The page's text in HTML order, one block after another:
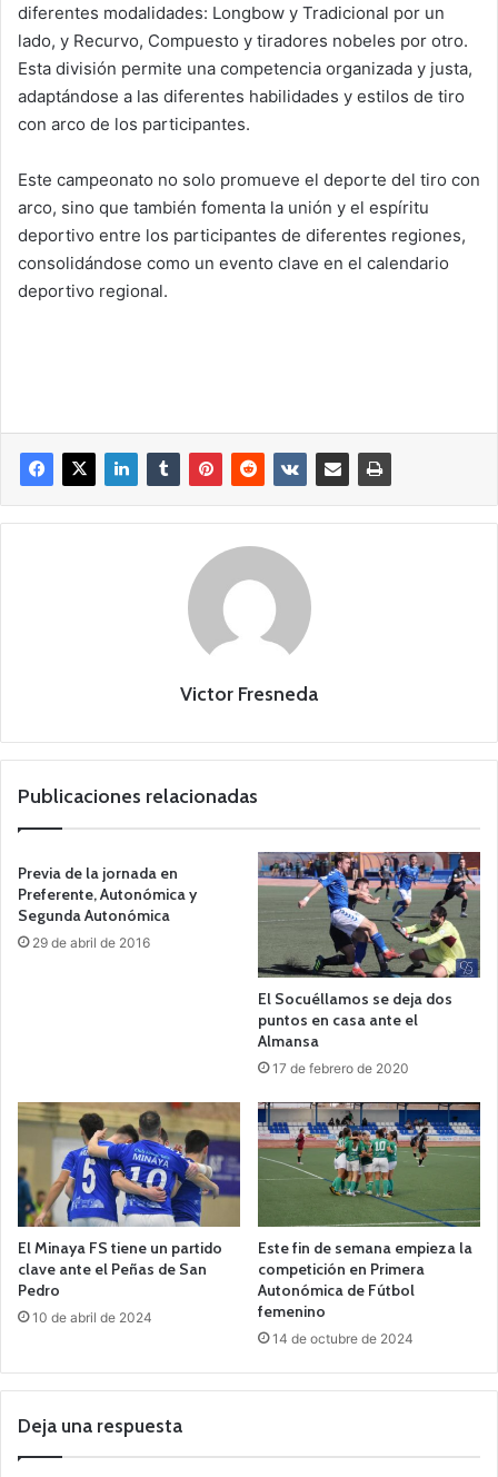
diferentes modalidades: Longbow y Tradicional por un
lado, y Recurvo, Compuesto y tiradores nobeles por otro.
Esta división permite una competencia organizada y justa,
adaptándose a las diferentes habilidades y estilos de tiro
con arco de los participantes.
Este campeonato no solo promueve el deporte del tiro con
arco, sino que también fomenta la unión y el espíritu
deportivo entre los participantes de diferentes regiones,
consolidándose como un evento clave en el calendario
deportivo regional.
Victor Fresneda
Publicaciones relacionadas
Previa de la jornada en
Preferente, Autonómica y
Segunda Autonómica
29 de abril de 2016
El Socuéllamos se deja dos
puntos en casa ante el
Almansa
17 de febrero de 2020
El Minaya FS tiene un partido
clave ante el Peñas de San
Pedro
10 de abril de 2024
Este fin de semana empieza la
competición en Primera
Autonómica de Fútbol
femenino
14 de octubre de 2024
Deja una respuesta